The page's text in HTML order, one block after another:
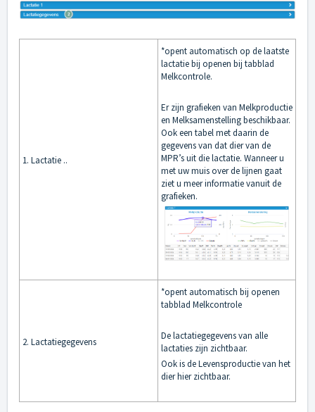
1. Lactatie ..
*opent automatisch op de laatste
lactatie bij openen bij tabblad
Melkcontrole.
Er zijn grafieken van Melkproductie
en Melksamenstelling beschikbaar.
Ook een tabel met daarin de
gegevens van dat dier van de
MPR’s uit die lactatie. Wanneer u
met uw muis over de lijnen gaat
ziet u meer informatie vanuit de
grafieken.
2. Lactatiegegevens
*opent automatisch bij openen
tabblad Melkcontrole
De lactatiegegevens van alle
lactaties zijn zichtbaar.
Ook is de Levensproductie van het
dier hier zichtbaar.